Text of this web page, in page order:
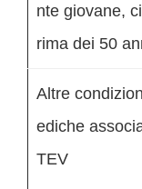
nte giovane,
rima dei 50
Altre
ediche
TEV